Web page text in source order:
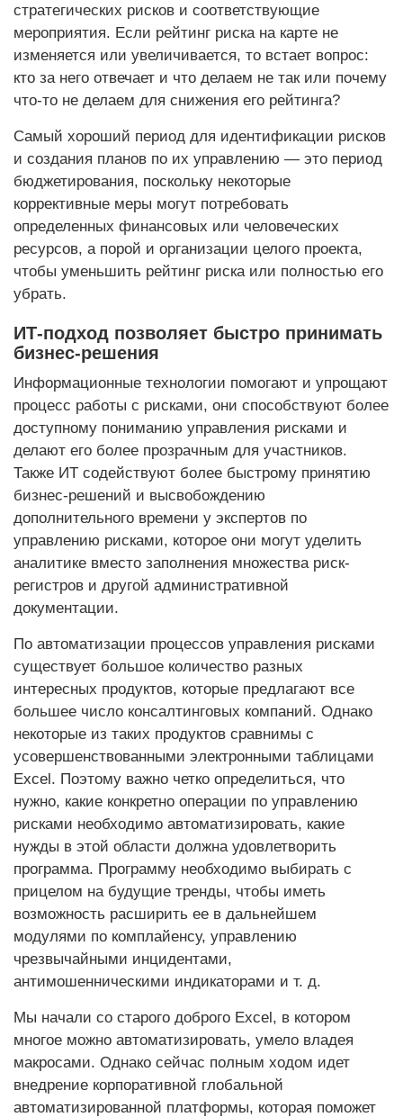
стратегических рисков и соответствующие
мероприятия. Если рейтинг риска на карте не
изменяется или увеличивается, то встает вопрос:
кто за него отвечает и что делаем не так или почему
что-то не делаем для снижения его рейтинга?
Самый хороший период для идентификации рисков
и создания планов по их управлению — это период
бюджетирования, поскольку некоторые
коррективные меры могут потребовать
определенных финансовых или человеческих
ресурсов, а порой и организации целого проекта,
чтобы уменьшить рейтинг риска или полностью его
убрать.
ИТ-подход позволяет быстро принимать
бизнес-решения
Информационные технологии помогают и упрощают
процесс работы с рисками, они способствуют более
доступному пониманию управления рисками и
делают его более прозрачным для участников.
Также ИТ содействуют более быстрому принятию
бизнес-решений и высвобождению
дополнительного времени у экспертов по
управлению рисками, которое они могут уделить
аналитике вместо заполнения множества риск-
регистров и другой административной
документации.
По автоматизации процессов управления рисками
существует большое количество разных
интересных продуктов, которые предлагают все
большее число консалтинговых компаний. Однако
некоторые из таких продуктов сравнимы с
усовершенствованными электронными таблицами
Excel. Поэтому важно четко определиться, что
нужно, какие конкретно операции по управлению
рисками необходимо автоматизировать, какие
нужды в этой области должна удовлетворить
программа. Программу необходимо выбирать с
прицелом на будущие тренды, чтобы иметь
возможность расширить ее в дальнейшем
модулями по комплайенсу, управлению
чрезвычайными инцидентами,
антимошенническими индикаторами и т. д.
Мы начали со старого доброго Excel, в котором
многое можно автоматизировать, умело владея
макросами. Однако сейчас полным ходом идет
внедрение корпоративной глобальной
автоматизированной платформы, которая поможет